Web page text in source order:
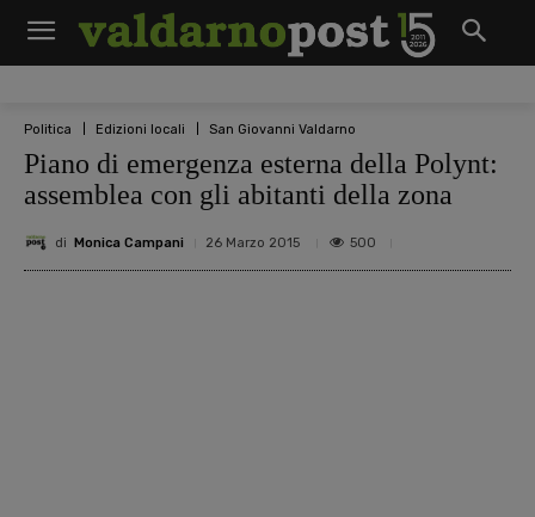
Politica Edizioni locali San Giovanni Valdarno
Piano di emergenza esterna della Polynt:
assemblea con gli abitanti della zona
di Monica Campani 26 Marzo 2015 500